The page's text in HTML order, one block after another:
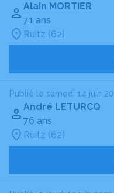
Alain MORTIER
71 ans
Ruitz (62)
Publié le samedi 14 juin
André LETURCQ
76 ans
Ruitz (62)